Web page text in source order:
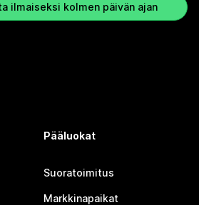
ilmaiseksi kolmen päivän ajan
Pääluokat
Suoratoimitus
Markkinapaikat